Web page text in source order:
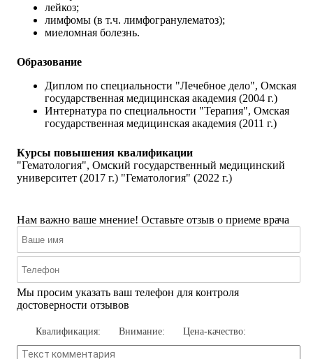
лейкоз;
лимфомы (в т.ч. лимфогранулематоз);
миеломная болезнь.
Образование
Диплом по специальности "Лечебное дело", Омская
государственная медицинская академия (2004 г.)
Интернатура по специальности "Терапия", Омская
государственная медицинская академия (2011 г.)
Курсы повышения квалификации
"Гематология", Омский государственный медицинский
университет (2017 г.) "Гематология" (2022 г.)
Нам важно ваше мнение! Оставьте отзыв о приеме врача
Мы просим указать ваш телефон для контроля
достоверности отзывов
Квалификация: Внимание: Цена-качество: